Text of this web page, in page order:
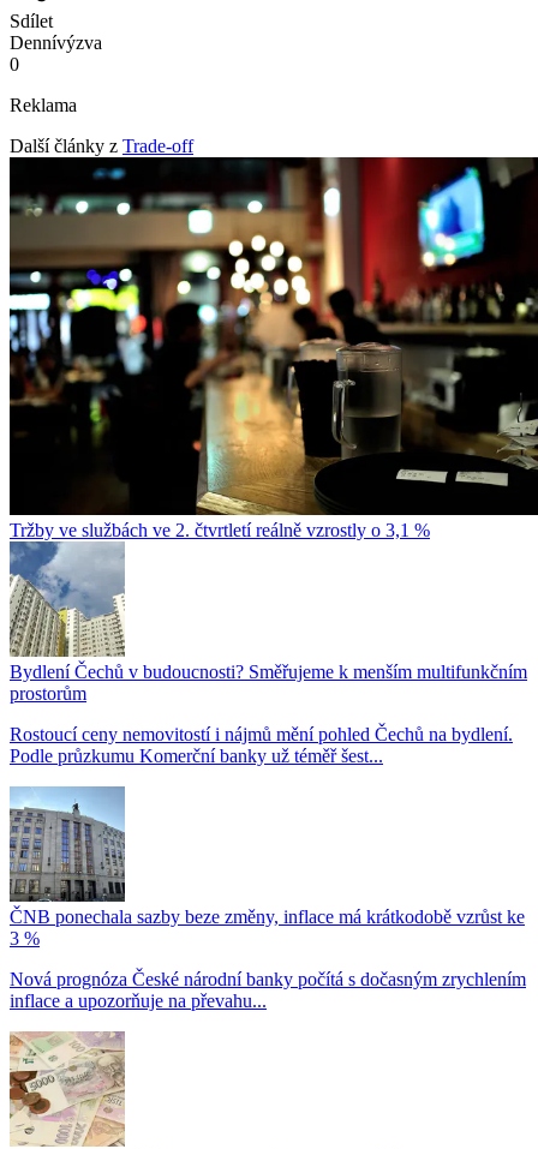
Sdílet
Dennívýzva
0
Reklama
Další články z Trade-off
Tržby ve službách ve 2. čtvrtletí reálně vzrostly o 3,1 %
Bydlení Čechů v budoucnosti? Směřujeme k menším multifunkčním
prostorům
Rostoucí ceny nemovitostí i nájmů mění pohled Čechů na bydlení.
Podle průzkumu Komerční banky už téměř šest...
ČNB ponechala sazby beze změny, inflace má krátkodobě vzrůst ke
3 %
Nová prognóza České národní banky počítá s dočasným zrychlením
inflace a upozorňuje na převahu...